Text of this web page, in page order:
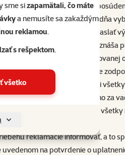
sme sizapamätali, čo máte
a nemusíte sa zakaždým
reklamou.
s rešpektom.
všetko
nákladov na odborné
najneskôr do 14 dní odo dňa
komu môže kupujúci zaslať
účelne vynaložené náklady
notifikovanej alebo
odborné posúdenie preukáže
za vady je spotrebiteľ, tak si
zodpovednosť predávajúceho za
znova uplatnenia reklamácie
reklamácie informovať, a to
na potvrdenie o